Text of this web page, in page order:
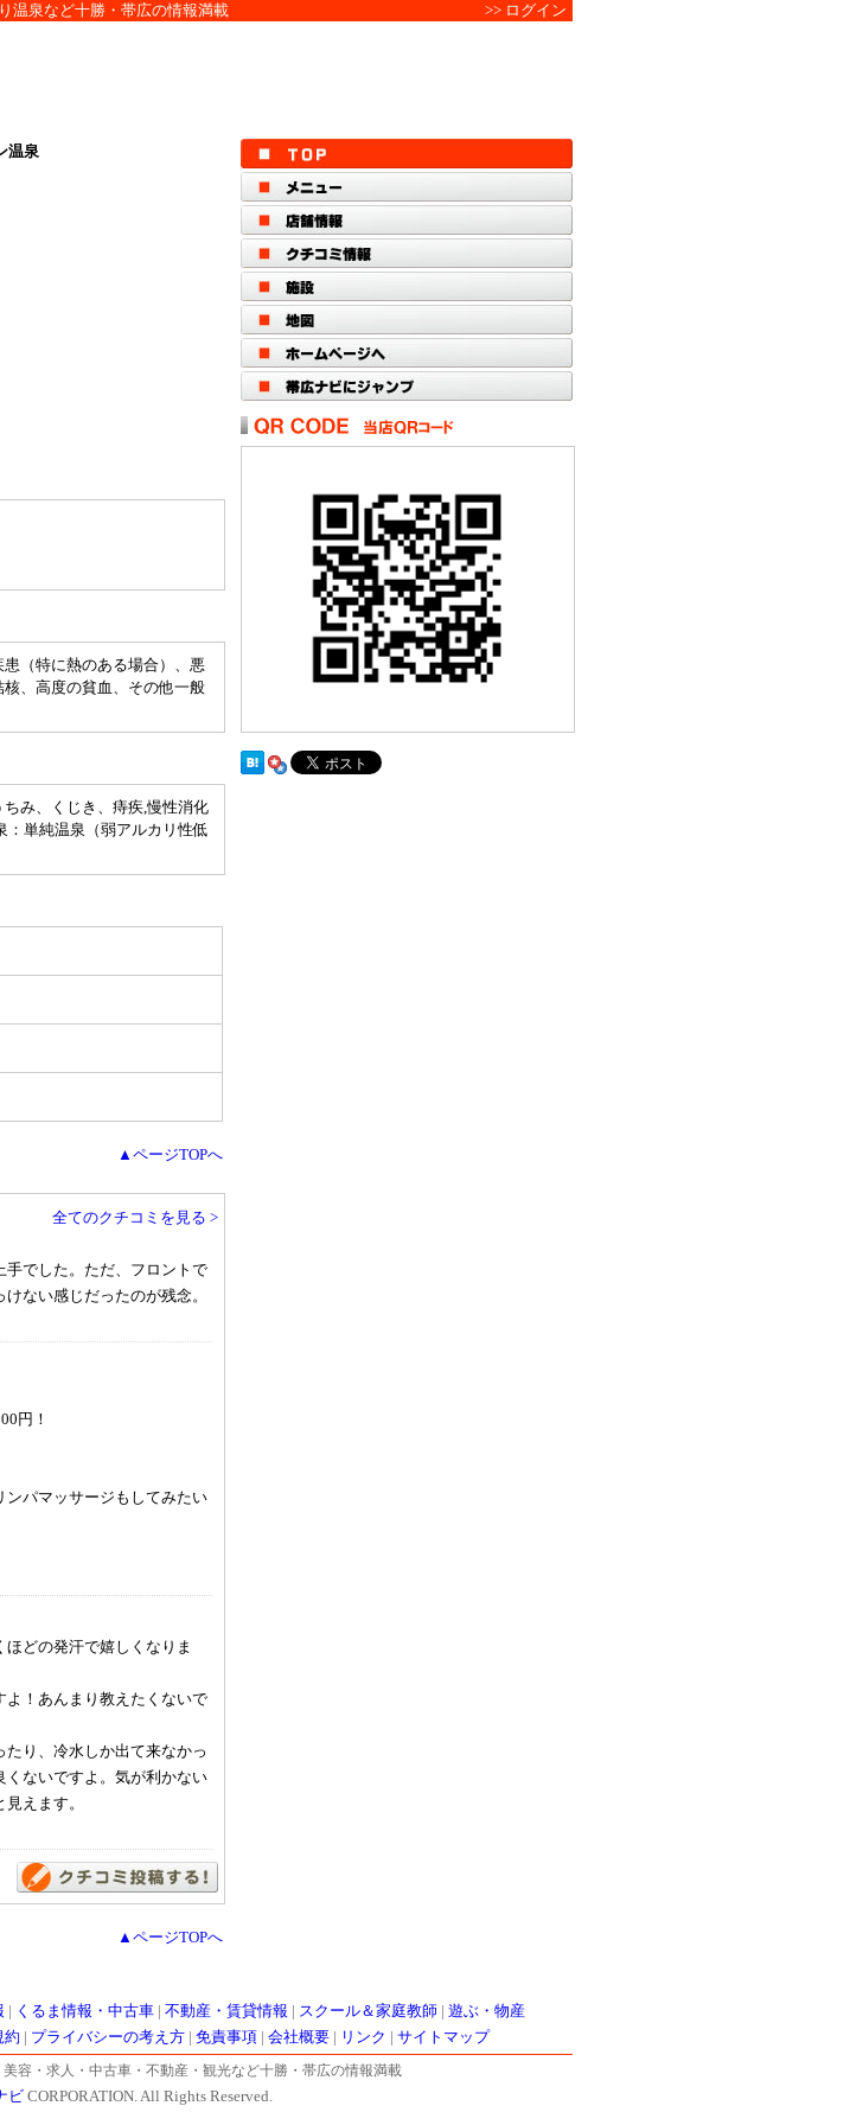
温泉など十勝・帯広の情報満載 >> ログイン
温泉
（特に熱のある場合）、悪
、高度の貧血、その他一般
み、くじき、痔疾,慢性消化
：単純温泉（弱アルカリ性低
▲ページTOPへ
全てのクチコミを見る >
でした。ただ、フロントで
ない感じだったのが残念。
円！
パマッサージもしてみたい
どの発汗で嬉しくなりま
！あんまり教えたくないで
り、冷水しか出て来なかっ
ないですよ。気が利かない
えます。
▲ページTOPへ
くるま情報・中古車| 不動産・賃貸情報 スクール＆家庭教師
遊ぶ・物産
約 プライバシーの考え方| 免責事項 会社概要| リンク
サイトマップ
容・求人・中古車・不動産・観光など十勝・帯広の情報満載
ビCORPORATION. All Rights Reserved.